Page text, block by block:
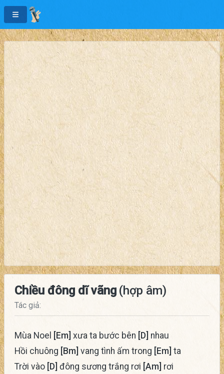
Chiều đông dĩ vãng (hợp âm)
Tác giả:
Mùa Noel [Em] xưa ta bước bên [D] nhau
Hồi chuông
[Bm] vang tình ấm trong [Em] ta
Trời vào [D] đông sương trắng rơi [Am] rơi